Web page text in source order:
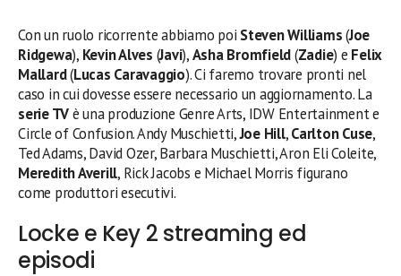
Con un ruolo ricorrente abbiamo poi Steven Williams(Joe
Ridgewa), Kevin Alves (Javi),Asha Bromfield(Zadie) e Felix
Mallard(Lucas Caravaggio). Ci faremo trovare pronti nel
caso in cui dovesse essere necessario un aggiornamento. La
serie TVè una produzione Genre Arts, IDW Entertainment e
Circle of Confusion. Andy Muschietti,Joe Hill,Carlton Cuse,
Ted Adams, David Ozer, Barbara Muschietti, Aron Eli Coleite,
Meredith Averill, Rick Jacobs e Michael Morris figurano
come produttori esecutivi.
Locke e Key 2 streaming ed
episodi